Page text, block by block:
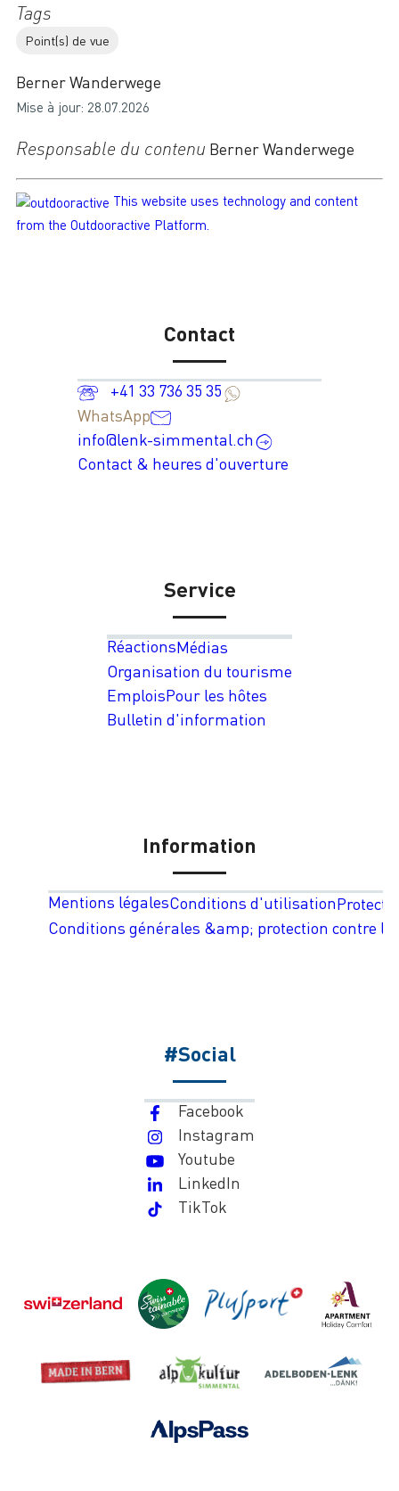
Tags
Point(s) de vue
Berner Wanderwege
Mise à jour: 28.07.2026
Responsable du contenu Berner Wanderwege
This website uses technology and content
from the Outdooractive Platform.
Contact
+41 33 736 35 35
WhatsApp
info@lenk-simmental.ch
Contact & heures d'ouverture
Service
RéactionsMédias
Organisation du tourisme
EmploisPour les hôtes
Bulletin d'information
Information
Mentions légalesConditions d'utilisation
Conditions générales &amp; protection contre
#Social
Facebook
Instagram
Youtube
LinkedIn
TikTok